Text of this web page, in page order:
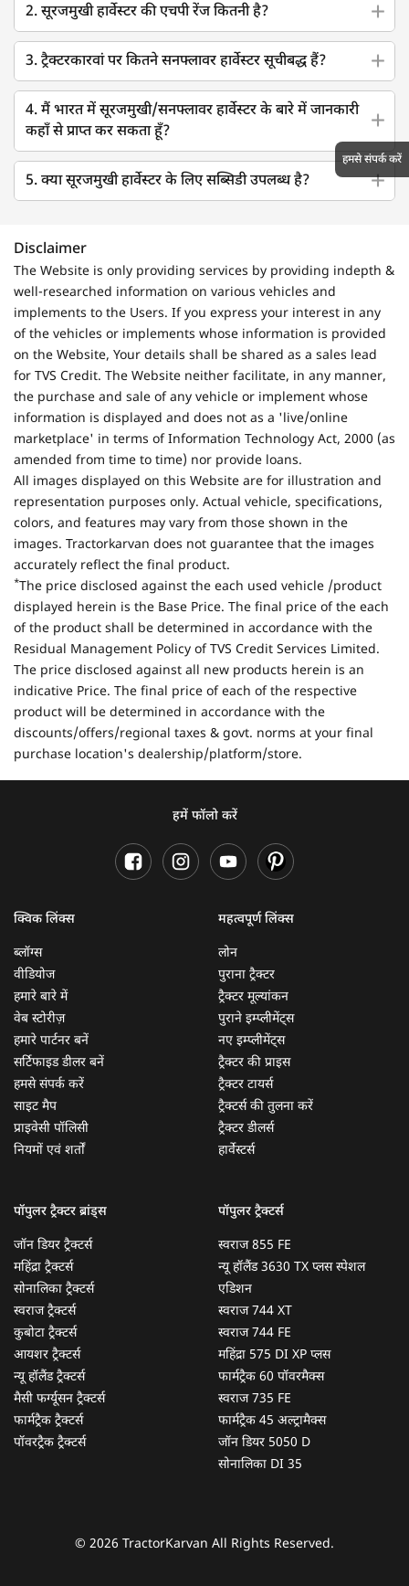
2. सूरजमुखी हार्वेस्टर की एचपी रेंज कितनी है?
3. ट्रैक्टरकारवां पर कितने सनफ्लावर हार्वेस्टर सूचीबद्ध हैं?
4. मैं भारत में सूरजमुखी/सनफ्लावर हार्वेस्टर के बारे में जानकारी
कहाँ से प्राप्त कर सकता हूँ?
5. क्या सूरजमुखी हार्वेस्टर के लिए सब्सिडी उपलब्ध है?
Disclaimer
The Website is only providing services by providing indepth &
well-researched information on various vehicles and
implements to the Users. If you express your interest in any
of the vehicles or implements whose information is provided
on the Website, Your details shall be shared as a sales lead
for TVS Credit. The Website neither facilitate, in any manner,
the purchase and sale of any vehicle or implement whose
information is displayed and does not as a 'live/online
marketplace' in terms of Information Technology Act, 2000 (as
amended from time to time) nor provide loans.
All images displayed on this Website are for illustration and
representation purposes only. Actual vehicle, specifications,
colors, and features may vary from those shown in the
images. Tractorkarvan does not guarantee that the images
accurately reflect the final product.
*The price disclosed against the each used vehicle /product
displayed herein is the Base Price. The final price of the each
of the product shall be determined in accordance with the
Residual Management Policy of TVS Credit Services Limited.
The price disclosed against all new products herein is an
indicative Price. The final price of each of the respective
product will be determined in accordance with the
discounts/offers/regional taxes & govt. norms at your final
purchase location's dealership/platform/store.
हमें फॉलो करें
क्विक लिंक्स
ब्लॉग्स
वीडियोज
हमारे बारे में
वेब स्टोरीज़
हमारे पार्टनर बनें
सर्टिफाइड डीलर बनें
हमसे संपर्क करें
साइट मैप
प्राइवेसी पॉलिसी
नियमों एवं शर्तों
महत्वपूर्ण लिंक्स
लोन
पुराना ट्रैक्टर
ट्रैक्टर मूल्यांकन
पुराने इम्प्लीमेंट्स
नए इम्प्लीमेंट्स
ट्रैक्टर की प्राइस
ट्रैक्टर टायर्स
ट्रैक्टर्स की तुलना करें
ट्रैक्टर डीलर्स
हार्वेस्टर्स
पॉपुलर ट्रैक्टर ब्रांड्स
जॉन डियर ट्रैक्टर्स
महिंद्रा ट्रैक्टर्स
सोनालिका ट्रैक्टर्स
स्वराज ट्रैक्टर्स
कुबोटा ट्रैक्टर्स
आयशर ट्रैक्टर्स
न्यू हॉलैंड ट्रैक्टर्स
मैसी फर्ग्यूसन ट्रैक्टर्स
फार्मट्रैक ट्रैक्टर्स
पॉवरट्रैक ट्रैक्टर्स
पॉपुलर ट्रैक्टर्स
स्वराज 855 FE
न्यू हॉलैंड 3630 TX प्लस स्पेशल
एडिशन
स्वराज 744 XT
स्वराज 744 FE
महिंद्रा 575 DI XP प्लस
फार्मट्रैक 60 पॉवरमैक्स
स्वराज 735 FE
फार्मट्रैक 45 अल्ट्रामैक्स
जॉन डियर 5050 D
सोनालिका DI 35
© 2026 TractorKarvan All Rights Reserved.
हमसे संपर्क करें